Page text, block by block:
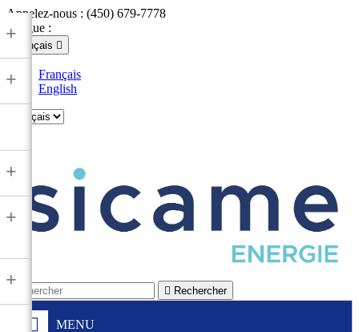
Appelez-nous : (450) 679-7778
Langue :
Français 
Français
English
 Rechercher
MENU
+
+
+
+
+